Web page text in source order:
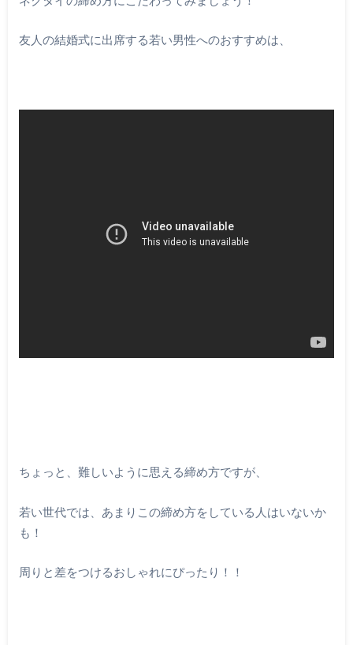
友人の結婚式に出席する若い男性へのおすすめは、
ちょっと、難しいように思える締め方ですが、
若い世代では、あまりこの締め方をしている人はいないか
も！
周りと差をつけるおしゃれにぴったり！！